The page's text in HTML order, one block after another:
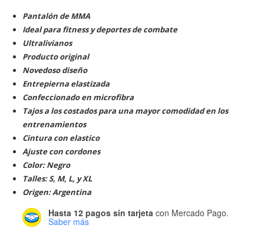
Pantalón de MMA
Ideal para fitness y deportes de combate
Ultralivianos
Producto original
Novedoso diseño
Entrepierna elastizada
Confeccionado en microfibra
Tajos a los costados para una mayor comodidad en los
entrenamientos
Cintura con elastico
Ajuste con cordones
Color: Negro
Talles: S, M, L, y XL
Origen: Argentina
Hasta 12 pagos sin tarjeta con Mercado Pago.
Saber más